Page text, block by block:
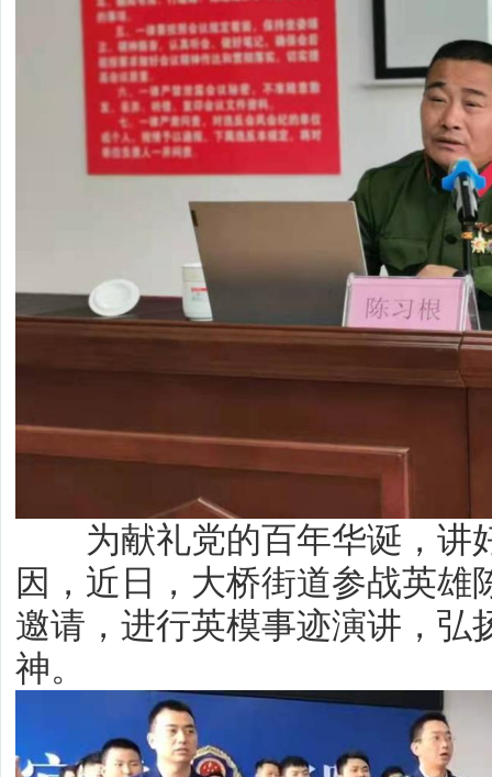
为献礼党的百年华诞，讲
因，近日，大桥街道参战英雄
邀请，进行英模事迹演讲，弘
神。